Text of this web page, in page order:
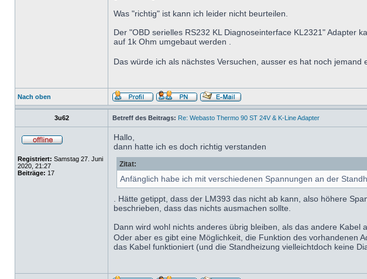
Was "richtig" ist kann ich leider nicht beurteilen.
Der "OBD serielles RS232 KL Diagnoseinterface KL2321" Adapter
auf 1k Ohm umgebaut werden .
Das würde ich als nächstes Versuchen, ausser es hat noch jemand
Nach oben
3u62 Betreff des Beitrags: Re: Webasto Thermo 90 ST 24V & K-Line Adapter
Registriert: Samstag 27. Juni
2020, 21:27
Beiträge: 17
Hallo,
dann hatte ich es doch richtig verstanden
Zitat:
Anfänglich habe ich mit verschiedenen Spannungen an der
. Hätte getippt, dass der LM393 das nicht ab kann, also höhere
beschrieben, dass das nichts ausmachen sollte.
Dann wird wohl nichts anderes übrig bleiben, als das andere Kabel
Oder aber es gibt eine Möglichkeit, die Funktion des vorhandenen
das Kabel funktioniert (und die Standheizung vielleichtdoch keine